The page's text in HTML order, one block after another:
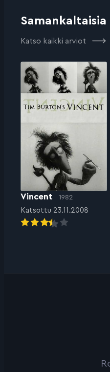
Katso kaikki arviot
Vincent 1982
Katsottu 23.11.2008